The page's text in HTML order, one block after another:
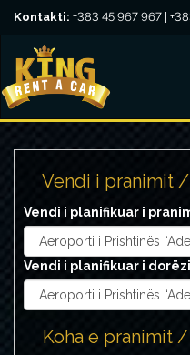
Kontakti: +383 45 967 967 |
Vendi i pranimit
Vendi i planifikuar i
Vendi i planifikuar i
Koha e pranimit